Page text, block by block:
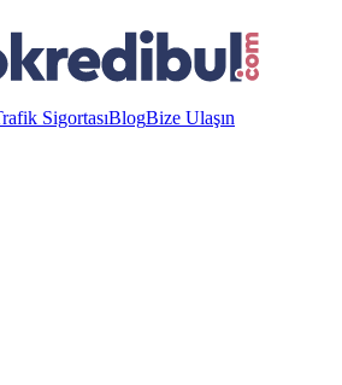
SigortasıBlogBize Ulaşın